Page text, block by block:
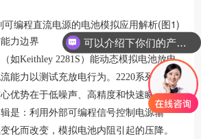
力边界
如Keithley 2281S）能动态模拟电池放电
能力以测试充放电行为。 2220系列作为
优势在于低噪声、高精度和快速瞬态响
是：利用外部可编程信号控制电源输
化而改变，模拟电池内阻引起的压降。
可以介绍下你们的产品么？